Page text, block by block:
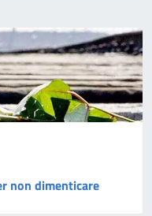
non dimenticare